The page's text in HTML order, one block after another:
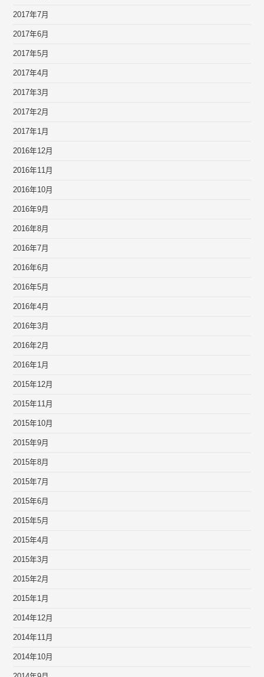
2017年7月
2017年6月
2017年5月
2017年4月
2017年3月
2017年2月
2017年1月
2016年12月
2016年11月
2016年10月
2016年9月
2016年8月
2016年7月
2016年6月
2016年5月
2016年4月
2016年3月
2016年2月
2016年1月
2015年12月
2015年11月
2015年10月
2015年9月
2015年8月
2015年7月
2015年6月
2015年5月
2015年4月
2015年3月
2015年2月
2015年1月
2014年12月
2014年11月
2014年10月